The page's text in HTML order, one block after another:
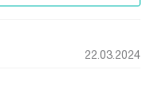
22.03.2024